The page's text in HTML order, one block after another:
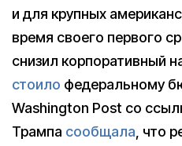
и для крупных
время своего первого
снизил корпоративный
стоило федеральному
Washington Post со
Трампа сообщала, что